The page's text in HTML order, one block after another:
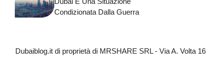
Condizionata Dalla Guerra
Dubaiblog.it di proprietà di MRSHARE SRL - Via A. Volta 16